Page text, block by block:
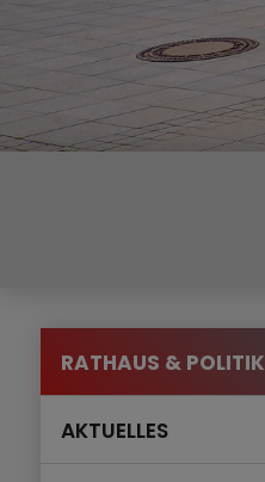
RATHAUS & POLITIK
AKTUELLES